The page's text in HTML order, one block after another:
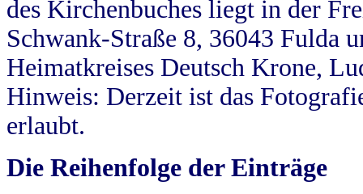
des Kirchenbuches liegt in der
Schwank-Straße 8, 36043 Fulda
Heimatkreises Deutsch Krone,
Hinweis: Derzeit ist das
erlaubt.
Die Reihenfolge der Einträge